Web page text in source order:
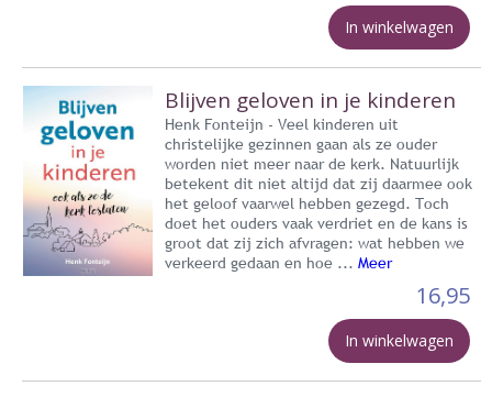
In winkelwagen
Blijven geloven in je kinderen
Henk Fonteijn - Veel kinderen uit
christelijke gezinnen gaan als ze ouder
worden niet meer naar de kerk. Natuurlijk
betekent dit niet altijd dat zij daarmee ook
het geloof vaarwel hebben gezegd. Toch
doet het ouders vaak verdriet en de kans is
groot dat zij zich afvragen: wat hebben we
verkeerd gedaan en hoe ... Meer
16,95
In winkelwagen